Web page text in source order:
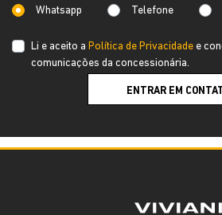
Whatsapp Telefone
Li e aceito a Política de Privacidade e
comunicações da concessionária.
ENTRAR EM